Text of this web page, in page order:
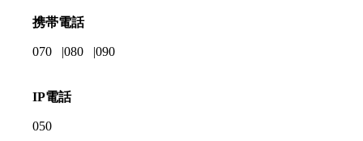
携帯電話
070 080 090
IP電話
050